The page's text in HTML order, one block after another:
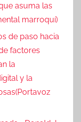
asuma las
marroquí)
de paso hacia
factores
la
y la